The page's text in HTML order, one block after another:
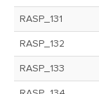
RASP_131
RASP_132
RASP_133